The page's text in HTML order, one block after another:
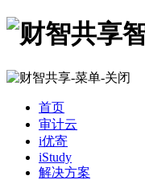
首页
审计云
i优寄
iStudy
解决方案